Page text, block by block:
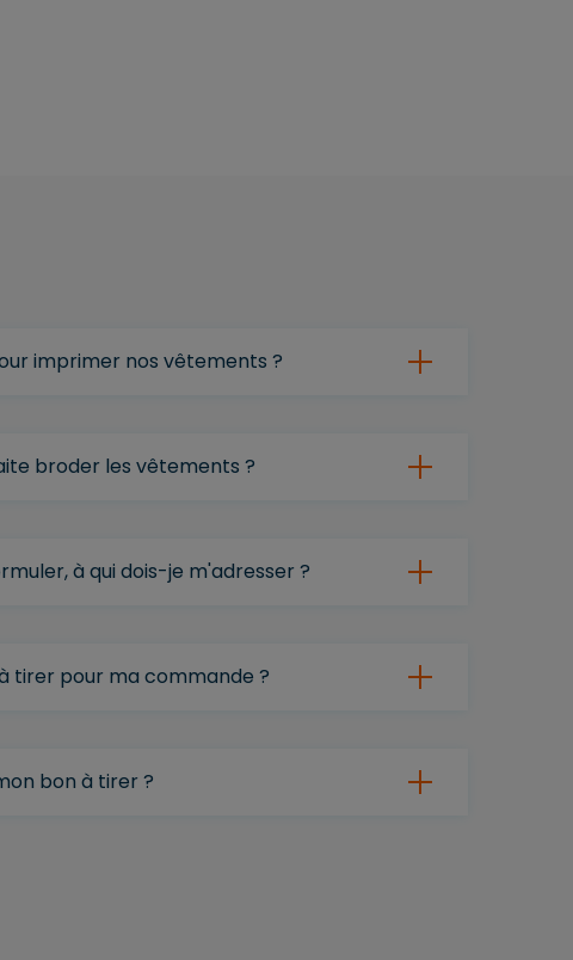
imprimer nos vêtements ?
broder les vêtements ?
à qui dois-je m'adresser ?
tirer pour ma commande ?
bon à tirer ?